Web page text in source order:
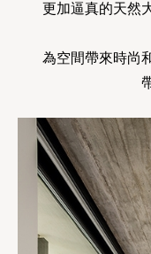
更加逼真的天然
為空間帶來時尚